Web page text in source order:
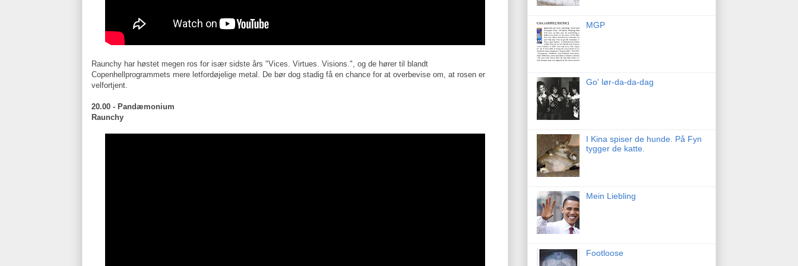
Raunchy har høstet megen ros for især sidste års "Vices. Virtues. Visions.", og de hører til blandt
Copenhellprogrammets mere letfordøjelige metal. De bør dog stadig få en chance for at overbevise om, at rosen er
velfortjent.
20.00 - Pandæmonium
Raunchy
MGP
Go' lør-da-da-dag
I Kina spiser de hunde. På Fyn
tygger de katte.
Mein Liebling
Footloose